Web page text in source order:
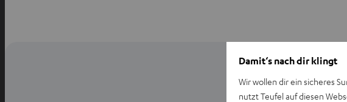
Damit‘s nach dir klingt
Wir wollen dir ein sicheres
nutzt Teufel auf diesen